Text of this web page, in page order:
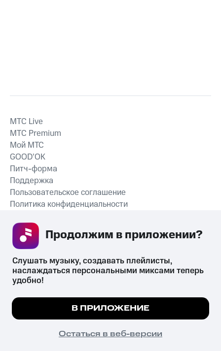
СКАЧАТЬ ПРИЛОЖЕНИЕ
MTС Live
MTС Premium
Мой МТС
GOOD’OK
Питч-форма
Поддержка
Пользовательское соглашение
Политика конфиденциальности
психотропных веществ, их аналогов причиняет вред здоровью,
их незаконный оборот запрещён и влечёт установленную
законодательством ответственность.
© 2026 ООО «КИОН».
Все права защищены
Мы используем куки, чтобы на сайте все
Подробнее
ПОНЯТНО
Слушать музыку, создавать плейлисты,
наслаждаться персональными миксами теперь
удобно!
В ПРИЛОЖЕНИЕ
Остаться в веб-версии